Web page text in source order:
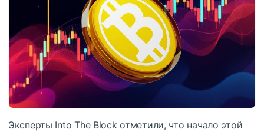
Эксперты Into The Block отметили, что начало этой